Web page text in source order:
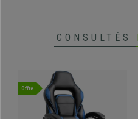
CONSULTÉS
Offre